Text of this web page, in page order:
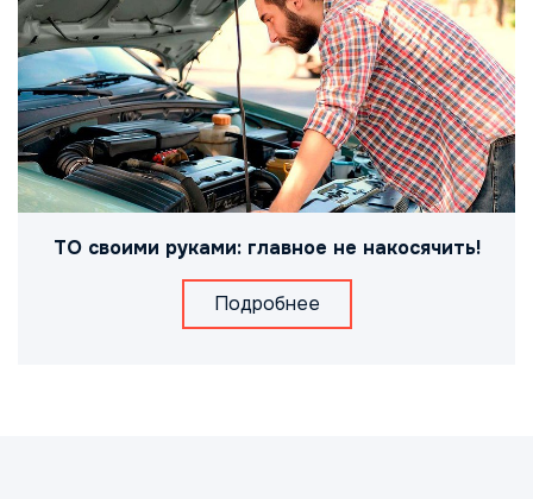
ТО своими руками: главное не накосячить!
Подробнее